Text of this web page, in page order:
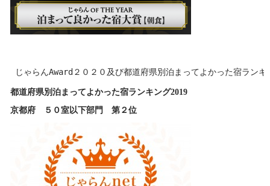
じゃらんAward２０２０及び都道府県別泊まってよかった宿ラン
都道府県別泊まってよかった宿ランキング2019
京都府 ５０室以下部門 第 ２ 位